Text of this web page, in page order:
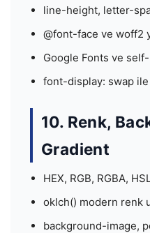
line-height, letter-
@font-face ve woff2
Google Fonts ve
font-display: swap
10. Renk,
Gradient
HEX, RGB, RGBA,
oklch() modern renk
background-image,